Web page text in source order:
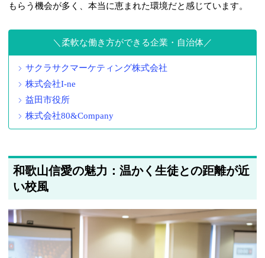
もらう機会が多く、本当に恵まれた環境だと感じています。
柔軟な働き方ができる企業・自治体
サクラサクマーケティング株式会社
株式会社I-ne
益田市役所
株式会社80&Company
和歌山信愛の魅力：温かく生徒との距離が近
い校風